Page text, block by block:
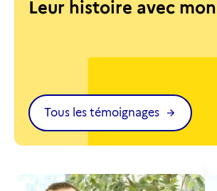
Leur histoire avec mon
Tous les témoignages